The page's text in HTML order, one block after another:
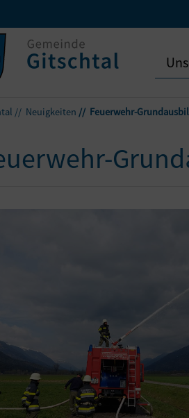
Neuigkeiten Feuerwehr-